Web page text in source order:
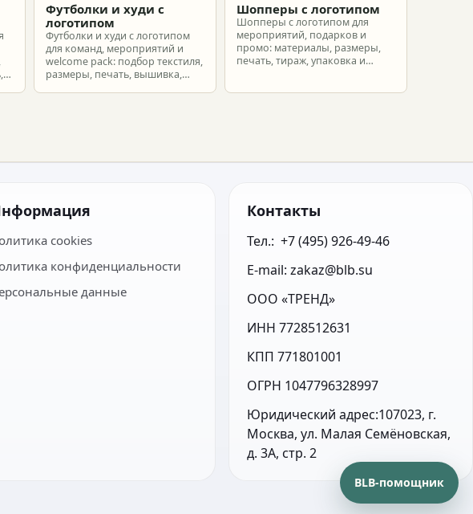
Футболки и худи с
логотипом
Футболки и худи с логотипом
для команд, мероприятий и
welcome pack: подбор текстиля,
размеры, печать, вышивка,
Шопперы с логотипом
Шопперы с логотипом для
мероприятий, подарков и
промо: материалы, размеры,
печать, тираж, упаковка и
cookies
конфиденциальности
данные
Контакты
Тел.:  +7 (495) 926-49-46
E-mail: zakaz@blb.su
ООО «ТРЕНД»
ИНН 7728512631
КПП 771801001
ОГРН 1047796328997
Юридический адрес:107023, г.
Москва, ул. Малая Семёновская,
д. 3А, стр. 2
BLB-помощник